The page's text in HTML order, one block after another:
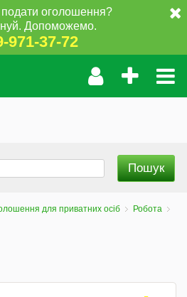
оголошення?
Допоможемо.
971-37-72
для приватних осіб
Робота